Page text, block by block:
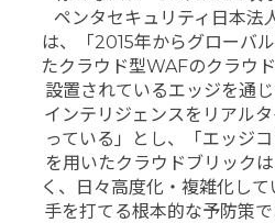
ペンタセキュリティ日本法
は、「2015年からグローバ
たクラウド型WAFのクラウ
設置されているエッジを通
インテリジェンスをリアル
っている」とし、「エッジ
を用いたクラウドブリック
く、日々高度化・複雑化し
手を打てる根本的な予防策